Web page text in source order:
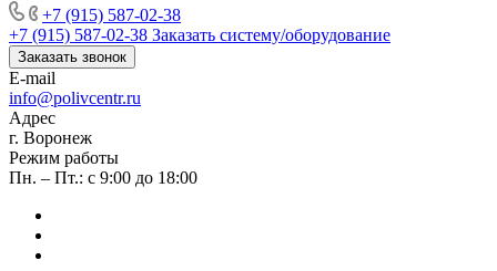
+7 (915) 587-02-38
+7 (915) 587-02-38 Заказать систему/оборудование
Заказать звонок
E-mail
info@polivcentr.ru
Адрес
г. Воронеж
Режим работы
Пн. – Пт.: с 9:00 до 18:00